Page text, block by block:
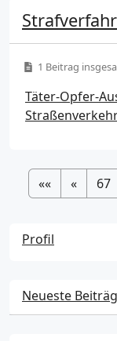
1 Beitrag
Täter-Opfer-
«« « 67
Profil
Neueste